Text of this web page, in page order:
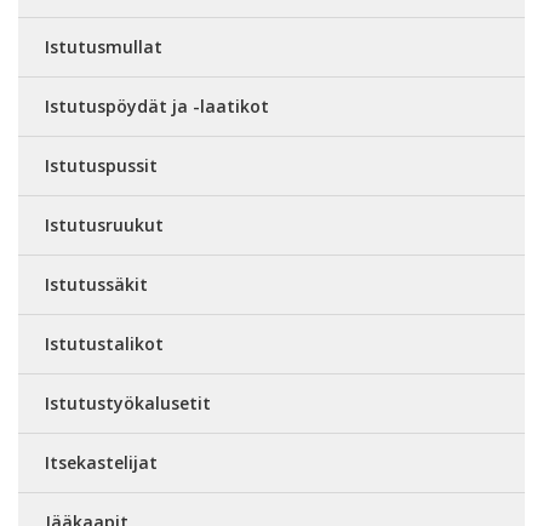
Istutusmullat
Istutuspöydät ja -laatikot
Istutuspussit
Istutusruukut
Istutussäkit
Istutustalikot
Istutustyökalusetit
Itsekastelijat